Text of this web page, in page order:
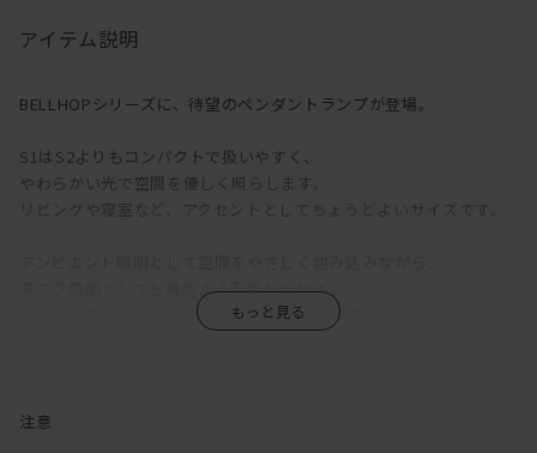
アイテム説明
BELLHOPシリーズに、待望のペンダントランプが登場。
S1はS2よりもコンパクトで扱いやすく、
やわらかい光で空間を優しく照らします。
タスク照明としても機能する万能なデザイン。
まぶしさを感じさせない光が直下のテーブル面を柔らかく照らし、
テーブルを直接照らすのに十分なサイズを確保しつつ、
注意